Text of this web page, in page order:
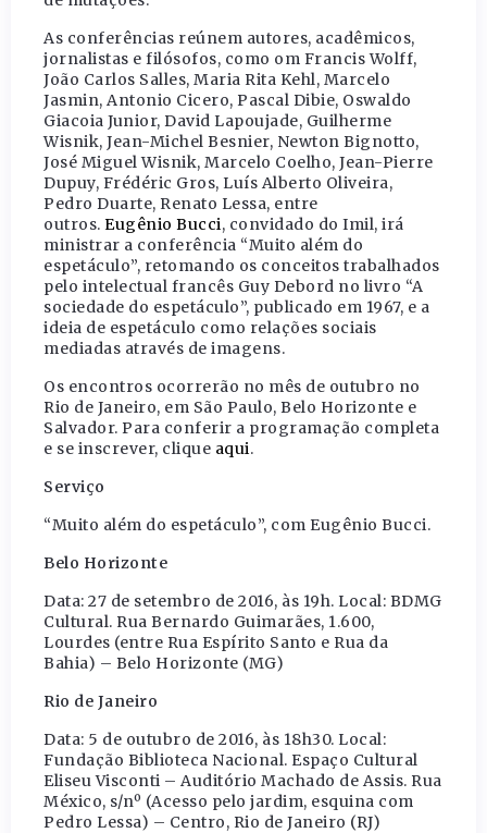
As conferências reúnem autores, acadêmicos,
jornalistas e filósofos, como om Francis Wolff,
João Carlos Salles, Maria Rita Kehl, Marcelo
Jasmin, Antonio Cicero, Pascal Dibie, Oswaldo
Giacoia Junior, David Lapoujade, Guilherme
Wisnik, Jean-Michel Besnier, Newton Bignotto,
José Miguel Wisnik, Marcelo Coelho, Jean-Pierre
Dupuy, Frédéric Gros, Luís Alberto Oliveira,
Pedro Duarte, Renato Lessa, entre
outros. Eugênio Bucci, convidado do Imil, irá
ministrar a conferência “Muito além do
espetáculo”, retomando os conceitos trabalhados
pelo intelectual francês Guy Debord no livro “A
sociedade do espetáculo”, publicado em 1967, e a
ideia de espetáculo como relações sociais
mediadas através de imagens.
Os encontros ocorrerão no mês de outubro no
Rio de Janeiro, em São Paulo, Belo Horizonte e
Salvador. Para conferir a programação completa
e se inscrever, clique aqui.
Serviço
“Muito além do espetáculo”, com Eugênio Bucci.
Belo Horizonte
Data: 27 de setembro de 2016, às 19h. Local: BDMG
Cultural. Rua Bernardo Guimarães, 1.600,
Lourdes (entre Rua Espírito Santo e Rua da
Bahia) – Belo Horizonte (MG)
Rio de Janeiro
Data: 5 de outubro de 2016, às 18h30. Local:
Fundação Biblioteca Nacional. Espaço Cultural
Eliseu Visconti – Auditório Machado de Assis. Rua
México, s/nº (Acesso pelo jardim, esquina com
Pedro Lessa) – Centro, Rio de Janeiro (RJ)